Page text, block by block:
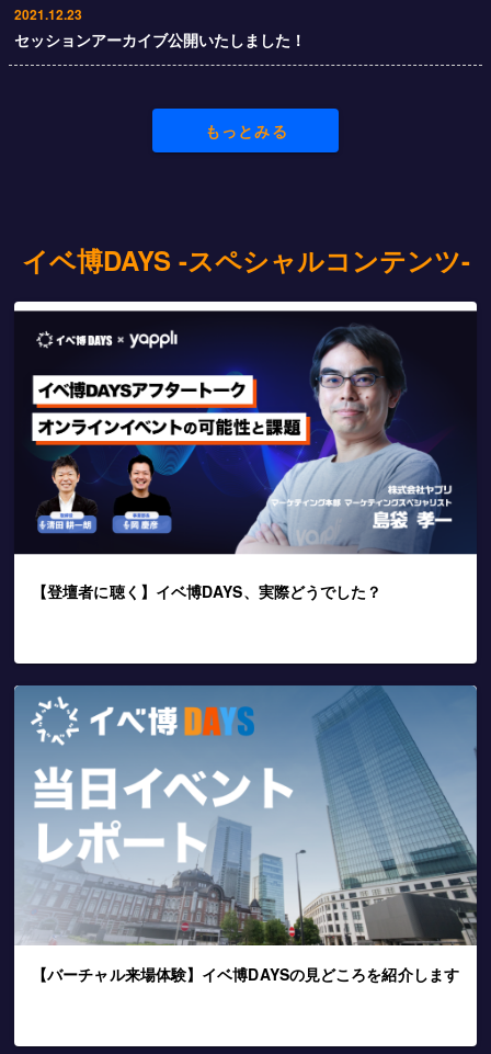
2021.12.23
セッションアーカイブ公開いたしました！
もっとみる
イベ博DAYS -スペシャルコンテンツ-
【登壇者に聴く】イベ博DAYS、実際どうでした？
【バーチャル来場体験】イベ博DAYSの見どころを紹介します